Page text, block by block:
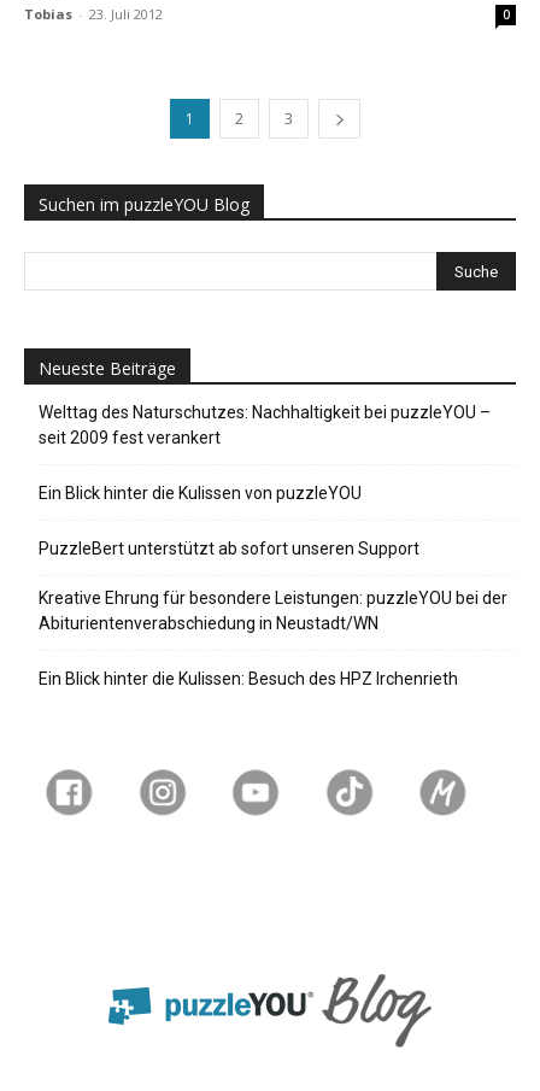
Tobias - 23. Juli 2012 0
1 2 3
Suchen im puzzleYOU Blog
Neueste Beiträge
Welttag des Naturschutzes: Nachhaltigkeit bei puzzleYOU –
seit 2009 fest verankert
Ein Blick hinter die Kulissen von puzzleYOU
PuzzleBert unterstützt ab sofort unseren Support
Kreative Ehrung für besondere Leistungen: puzzleYOU bei der
Abiturientenverabschiedung in Neustadt/WN
Ein Blick hinter die Kulissen: Besuch des HPZ Irchenrieth